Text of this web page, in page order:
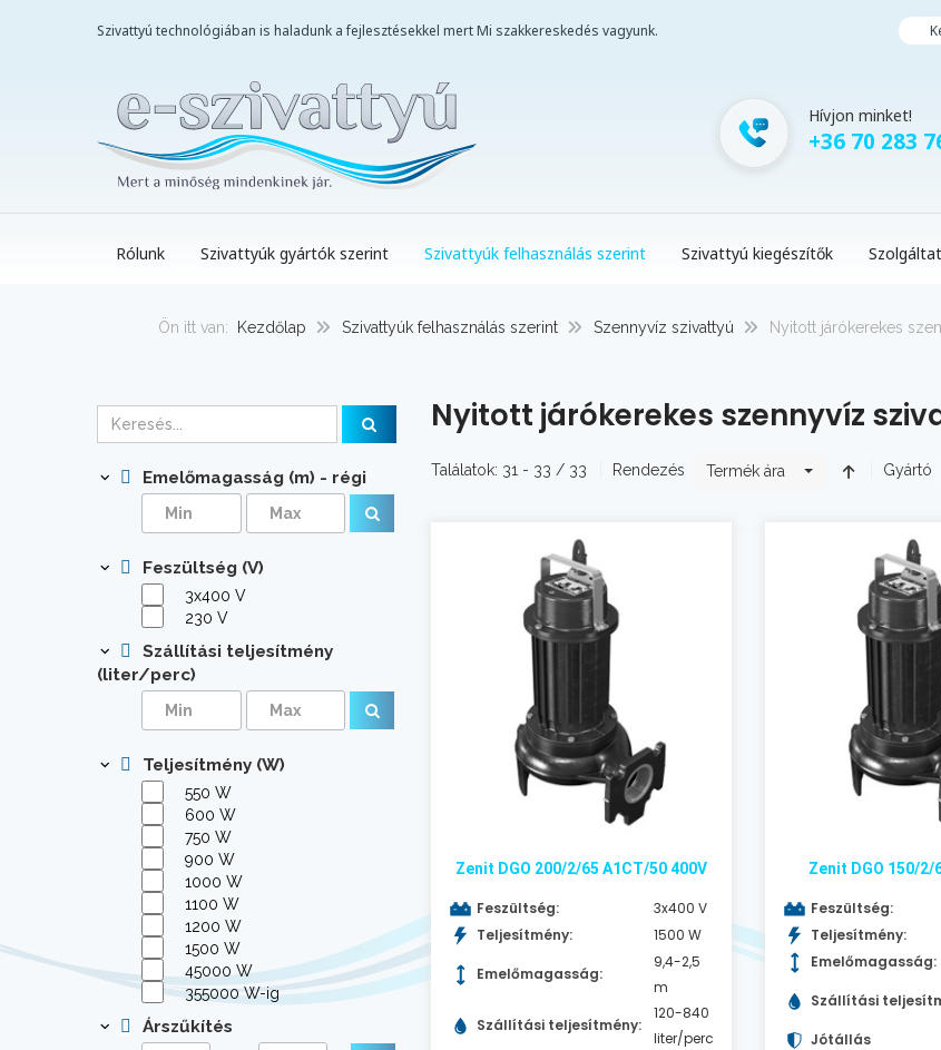
Szivattyú technológiában is haladunk a fejlesztésekkel mert Mi szakkereskedés vagyunk.
Hívjon minket!
+36 70 283
Rólunk Szivattyúk gyártók szerint Szivattyúk felhasználás szerint Szivattyú kiegészítők
Ön itt van: Kezdőlap Szivattyúk felhasználás szerint Szennyvíz szivattyú Nyitott járókerekes
Nyitott járókerekes szennyvíz
Találatok: 31 - 33 / 33 Rendezés Termék ára Gyártó
Zenit DGO 200/2/65 A1CT/50 400V
Feszültség:
3x400 V
Teljesítmény:
1500 W
Emelőmagasság:
9,4-2,5
m
Szállítási teljesítmény:
120-840
liter/perc
Zenit DGO 150/2/
Feszültség:
Teljesítmény:
Emelőmagasság:
Szállítási
Jótállás
Emelőmagasság (m) - régi
Feszültség (V)
3x400 V
230 V
Szállítási teljesítmény
(liter/perc)
Teljesítmény (W)
550 W
600 W
750 W
900 W
1000 W
1100 W
1200 W
1500 W
45000 W
355000 W-ig
Árszűkítés